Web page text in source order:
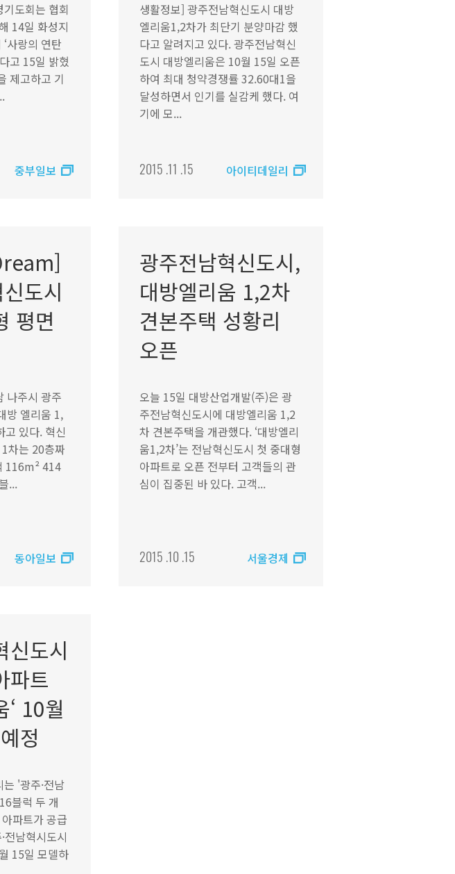
도회는 협회
14일 화성지
사랑의 연탄
고 15일 밝혔
제고하고 기
중부일보
생활정보] 광주전남혁신도시 대방
엘리움1,2차가 최단기 분양마감 했
다고 알려지고 있다. 광주전남혁신
도시 대방엘리움은 10월 15일 오픈
하여 최대 청약경쟁률 32.60대1을
달성하면서 인기를 실감케 했다. 여
기에 모...
2015 .11 .15 아이티데일리
도시
평면
나주시 광주
방 엘리움 1,
고 있다. 혁신
차는 20층짜
116m² 414
...
동아일보
광주전남혁신도시,
대방엘리움 1,2차
견본주택 성황리
오픈
오늘 15일 대방산업개발(주)은 광
주전남혁신도시에 대방엘리움 1,2
차 견본주택을 개관했다. ‘대방엘리
움1,2차’는 전남혁신도시 첫 중대형
아파트로 오픈 전부터 고객들의 관
심이 집중된 바 있다. 고객...
2015 .10 .15 서울경제
신도시
파트
‘ 10월
정
'광주·전남
블럭 두 개
아파트가 공급
전남혁시도시
15일 모델하